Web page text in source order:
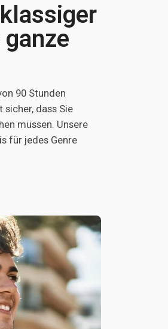
90 Stunden
dass Sie
müssen. Unsere
für jedes Genre